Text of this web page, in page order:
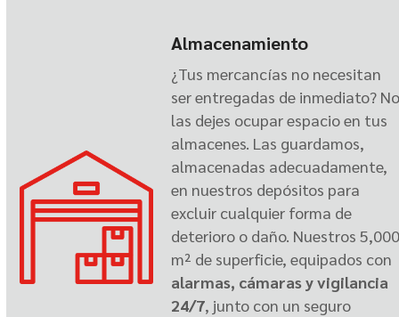
Almacenamiento
¿Tus mercancías no necesitan
ser entregadas de inmediato?
las dejes ocupar espacio en tus
almacenes. Las guardamos,
almacenadas adecuadamente,
en nuestros depósitos para
excluir cualquier forma de
deterioro o daño. Nuestros
m² de superficie, equipados con
alarmas, cámaras y vigilancia
24/7, junto con un seguro